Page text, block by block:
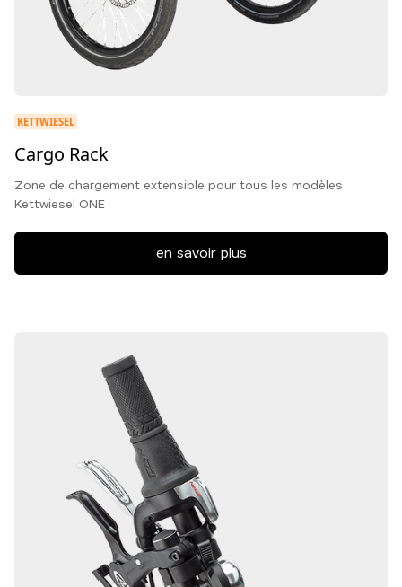
KETTWIESEL
Cargo Rack
Zone de chargement extensible pour tous les modèles
Kettwiesel ONE
en savoir plus